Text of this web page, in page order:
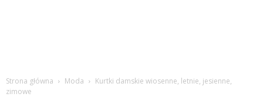
Strona główna Moda
Kurtki damskie wiosenne, letnie, jesienne,
zimowe